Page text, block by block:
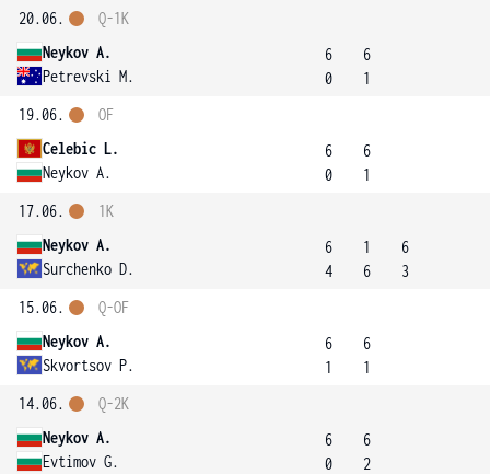
20.06.
Neykov A.
Petrevski M.
Q-1K
6
0
6
1
19.06.
Celebic L.
Neykov A.
OF
6
0
6
1
17.06.
Neykov A.
Surchenko D.
1K
6
4
1
6
6
3
15.06.
Neykov A.
Skvortsov P.
Q-OF
6
1
6
1
14.06.
Neykov A.
Evtimov G.
Q-2K
6
0
6
2